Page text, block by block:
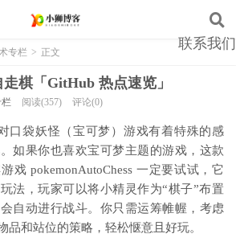
联系我们
专栏 > 正文
棋「GitHub 热点速览」
阅读(357) 评论(0)
口袋妖怪（宝可梦）游戏有着特殊的感
如果你也喜欢宝可梦主题的游戏，这款
戏 pokemonAutoChess 一定要试试，它
法，玩家可以将小精灵作为“棋子”布置
自动进行战斗。你只需运筹帷幄，考虑
品和站位的策略，轻松惬意且好玩。